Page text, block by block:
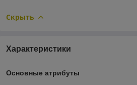
Скрыть
Характеристики
Основные атрибуты